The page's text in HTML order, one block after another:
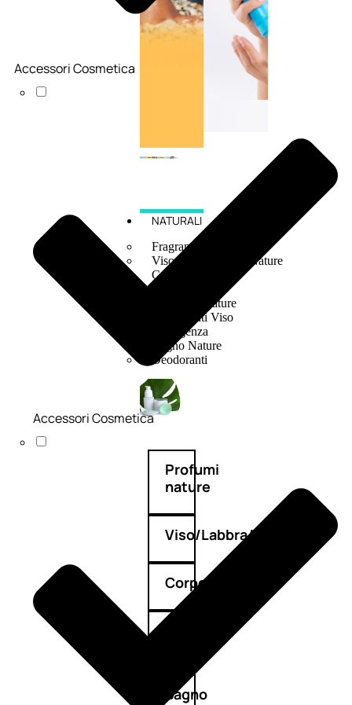
NATURALI
Fragranze Nature
Viso/Labbra/Occhi Nature
Corpo
Maschera Nature
Trattamenti Viso
Detergenza
Bagno Nature
Deodoranti
Profumi
nature
Viso/Labbra/Occhi
Corpo
Bagno
Accessori Cosmetica
Accessori Cosmetica